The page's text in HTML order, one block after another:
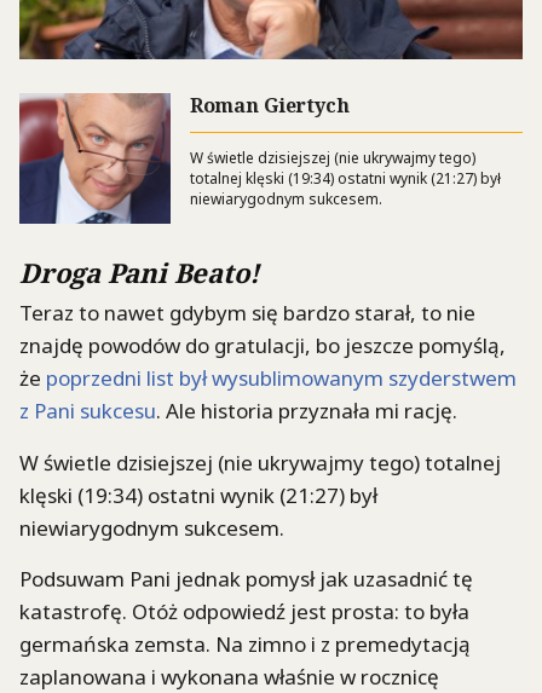
Roman Giertych
W świetle dzisiejszej (nie ukrywajmy tego)
totalnej klęski (19:34) ostatni wynik (21:27) był
niewiarygodnym sukcesem.
Droga Pani Beato!
Teraz to nawet gdybym się bardzo starał, to nie
znajdę powodów do gratulacji, bo jeszcze pomyślą,
że poprzedni list był wysublimowanym szyderstwem
z Pani sukcesu. Ale historia przyznała mi rację.
W świetle dzisiejszej (nie ukrywajmy tego) totalnej
klęski (19:34) ostatni wynik (21:27) był
niewiarygodnym sukcesem.
Podsuwam Pani jednak pomysł jak uzasadnić tę
katastrofę. Otóż odpowiedź jest prosta: to była
germańska zemsta. Na zimno i z premedytacją
zaplanowana i wykonana właśnie w rocznicę